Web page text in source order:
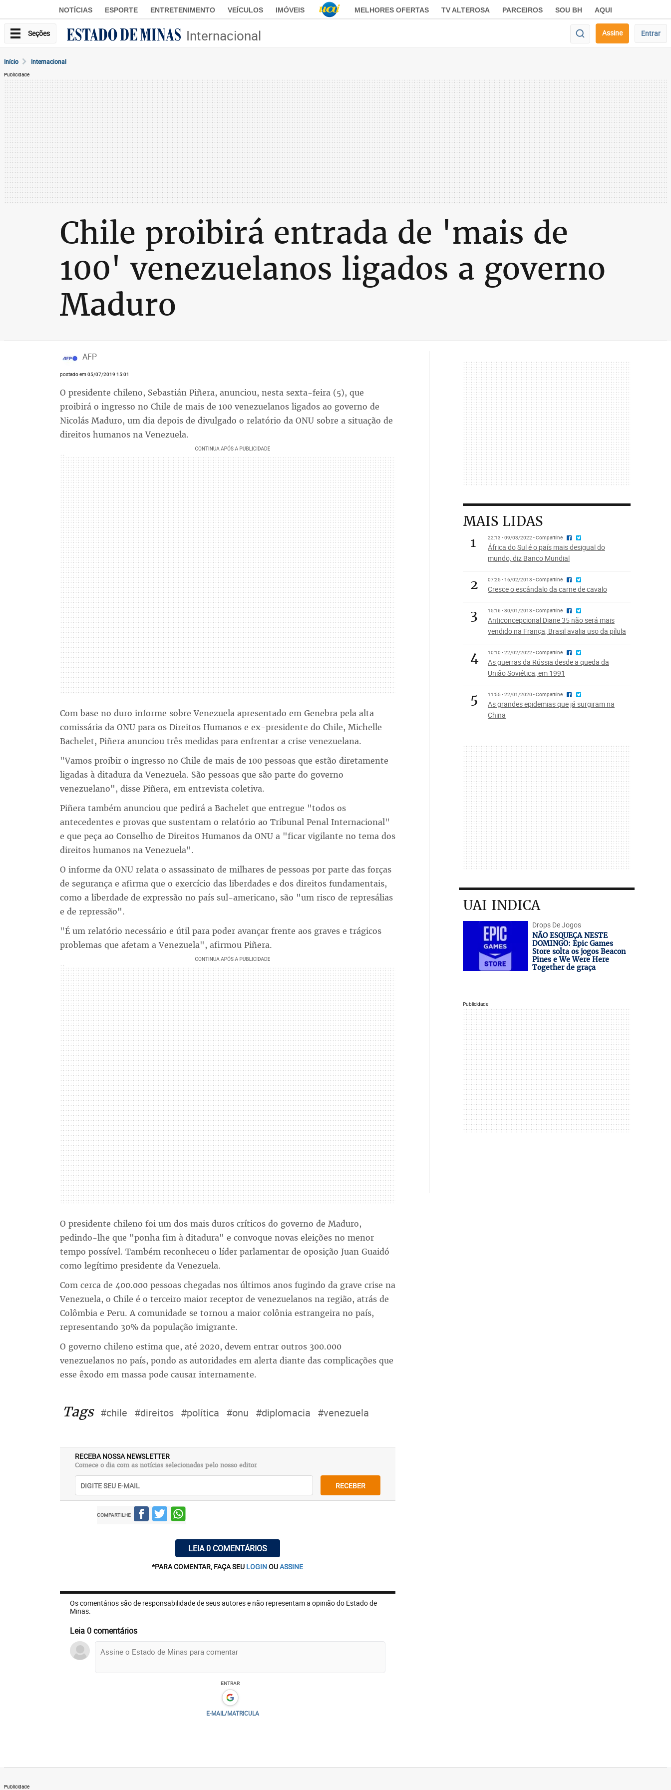
NOTÍCIAS ESPORTE ENTRETENIMENTO VEÍCULOS IMÓVEIS MELHORES OFERTAS TV ALTEROSA PARCEIROS SOU BH AQUI
Seções Internacional Assine Entrar
Início Internacional
Publicidade
Chile proibirá entrada de 'mais de
100' venezuelanos ligados a governo
Maduro
AFP
postado em 05/07/2019 15:01
O presidente chileno, Sebastián Piñera, anunciou, nesta sexta-feira (5), que
proibirá o ingresso no Chile de mais de 100 venezuelanos ligados ao governo de
Nicolás Maduro, um dia depois de divulgado o relatório da ONU sobre a situação de
direitos humanos na Venezuela.
Com base no duro informe sobre Venezuela apresentado em Genebra pela alta
comissária da ONU para os Direitos Humanos e ex-presidente do Chile, Michelle
Bachelet, Piñera anunciou três medidas para enfrentar a crise venezuelana.
"Vamos proibir o ingresso no Chile de mais de 100 pessoas que estão diretamente
ligadas à ditadura da Venezuela. São pessoas que são parte do governo
venezuelano", disse Piñera, em entrevista coletiva.
Piñera também anunciou que pedirá a Bachelet que entregue "todos os
antecedentes e provas que sustentam o relatório ao Tribunal Penal Internacional"
e que peça ao Conselho de Direitos Humanos da ONU a "ficar vigilante no tema dos
direitos humanos na Venezuela".
O informe da ONU relata o assassinato de milhares de pessoas por parte das forças
de segurança e afirma que o exercício das liberdades e dos direitos fundamentais,
como a liberdade de expressão no país sul-americano, são "um risco de represálias
e de repressão".
"É um relatório necessário e útil para poder avançar frente aos graves e trágicos
problemas que afetam a Venezuela", afirmou Piñera.
O presidente chileno foi um dos mais duros críticos do governo de Maduro,
pedindo-lhe que "ponha fim à ditadura" e convoque novas eleições no menor
tempo possível. Também reconheceu o líder parlamentar de oposição Juan Guaidó
como legítimo presidente da Venezuela.
Com cerca de 400.000 pessoas chegadas nos últimos anos fugindo da grave crise na
Venezuela, o Chile é o terceiro maior receptor de venezuelanos na região, atrás de
Colômbia e Peru. A comunidade se tornou a maior colônia estrangeira no país,
representando 30% da população imigrante.
O governo chileno estima que, até 2020, devem entrar outros 300.000
venezuelanos no país, pondo as autoridades em alerta diante das complicações que
esse êxodo em massa pode causar internamente.
Tags #chile #direitos #política #onu #diplomacia #venezuela
RECEBA NOSSA NEWSLETTER
Comece o dia com as notícias selecionadas pelo nosso editor
RECEBER
COMPARTILHE
LEIA 0 COMENTÁRIOS
*PARA COMENTAR, FAÇA SEU LOGINOUASSINE
Os comentários são de responsabilidade de seus autores e não representam a opinião do Estado de
Minas.
Leia 0 comentários
ENTRAR
E-MAIL/MATRICULA
MAIS LIDAS
1
22:13 - 09/03/2022 - Compartilhe
África do Sul é o país mais desigual do
mundo, diz Banco Mundial
2 07:25 - 16/02/2013 - Compartilhe
Cresce o escândalo da carne de cavalo
3 15:16 - 30/01/2013 - Compartilhe
Anticoncepcional Diane 35 não será mais
vendido na França; Brasil avalia uso da pílula
4 10:10 - 22/02/2022 - Compartilhe
As guerras da Rússia desde a queda da
União Soviética, em 1991
5 11:55 - 22/01/2020 - Compartilhe
As grandes epidemias que já surgiram na
China
UAI INDICA
Drops De Jogos
NÃO ESQUEÇA NESTE
DOMINGO: Epic Games
Store solta os jogos Beacon
Pines e We Were Here
Together de graça
Publicidade
Publicidade